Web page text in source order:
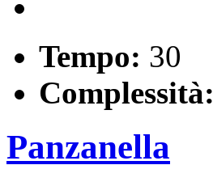
Tempo: 30
Complessità:
Panzanella